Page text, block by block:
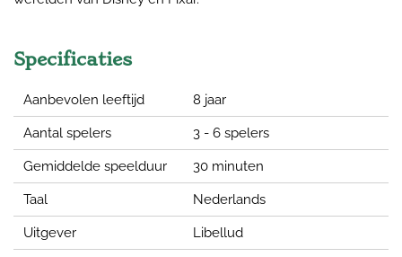
Specificaties
Aanbevolen leeftijd 8 jaar
Aantal spelers 3 - 6 spelers
Gemiddelde speelduur 30 minuten
Taal Nederlands
Uitgever Libellud